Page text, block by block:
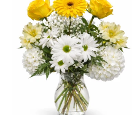
s
i
n
g